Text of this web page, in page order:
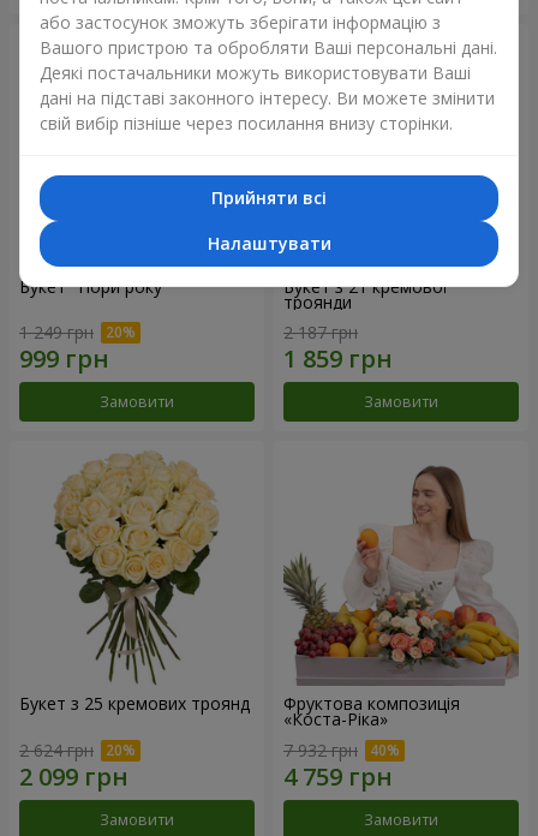
Букет "Пори року"
1 249 грн
Замовити
Букет з 21 кремової
троянди
2 187 грн
Замовити
Букет з 25 кремових троянд
2 624 грн
Замовити
Фруктова композиція
«Коста-Ріка»
7 932 грн
Замовити
або застосунок зможуть зберігати інформацію з
Вашого пристрою та обробляти Ваші персональні дані.
Деякі постачальники можуть використовувати Ваші
дані на підставі законного інтересу. Ви можете змінити
свій вибір пізніше через посилання внизу сторінки.
Прийняти всі
Налаштувати